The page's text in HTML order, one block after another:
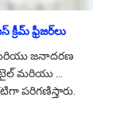
ఫ్రీజర్‌లు
జనాదరణ
మరియు ...
పరిగణిస్తారు.